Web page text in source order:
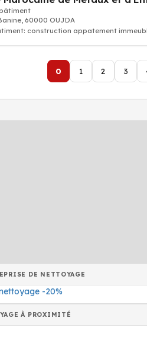
60000 OUJDA
construction appatement
0 1 2 3
DE NETTOYAGE
-20%
À PROXIMITÉ